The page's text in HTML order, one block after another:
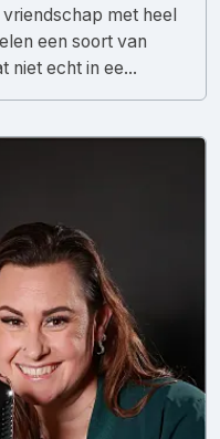
met heel
een soort van
niet echt in ee...